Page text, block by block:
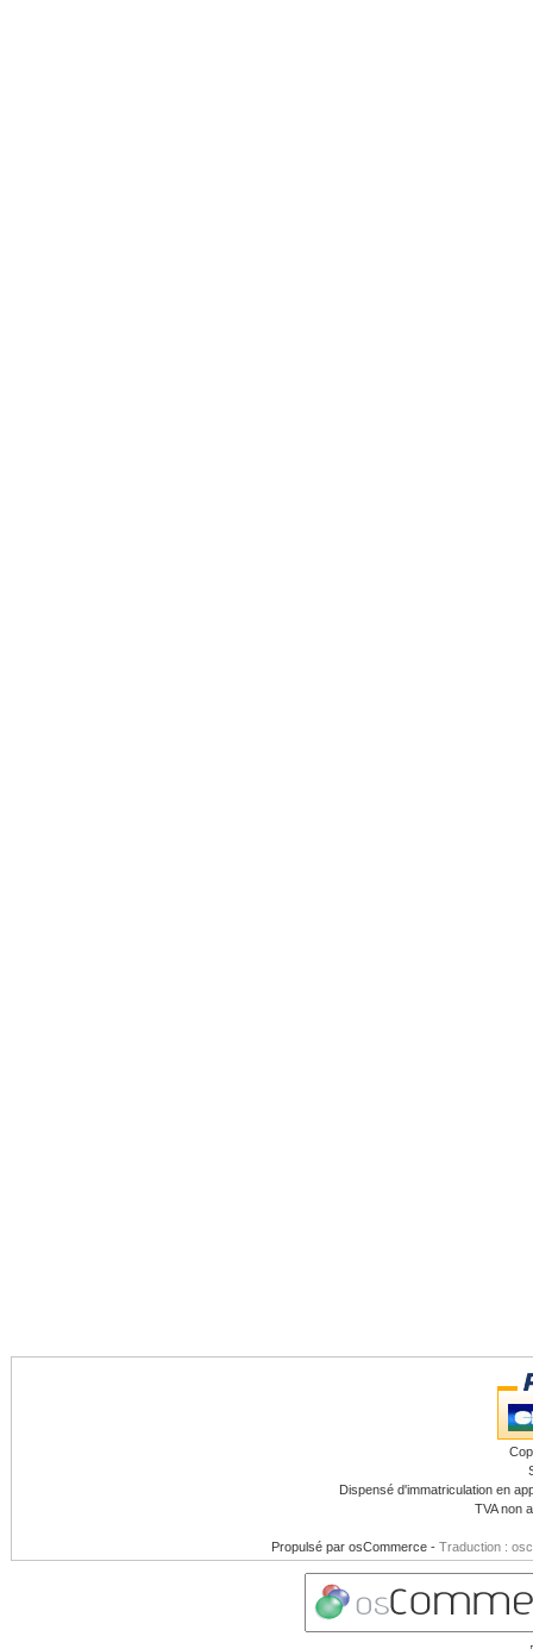
Dispensé d'immatriculation en
TVA non
Propulsé par osCommerce - Traduction :